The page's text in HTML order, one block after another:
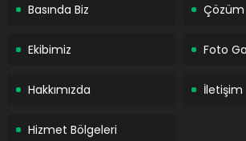
Basında Biz Çözüm
Ekibimiz Foto
Hakkımızda İletişim
Hizmet Bölgeleri